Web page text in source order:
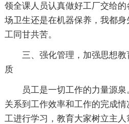
领全课人员认真做好工厂交给
场卫生还是在机器保养，我都
工同甘共苦。
三、强化管理，加强思想
质
员工是一切工作的力量源
关系到工作效率和工作的完成
工进行学习，教育大家树立主